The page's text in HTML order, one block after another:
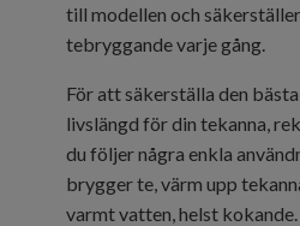
till modellen och
tebryggande varje gång.
För att säkerställa den
livslängd för din tekanna,
du följer några enkla
brygger te, värm upp
varmt vatten, helst